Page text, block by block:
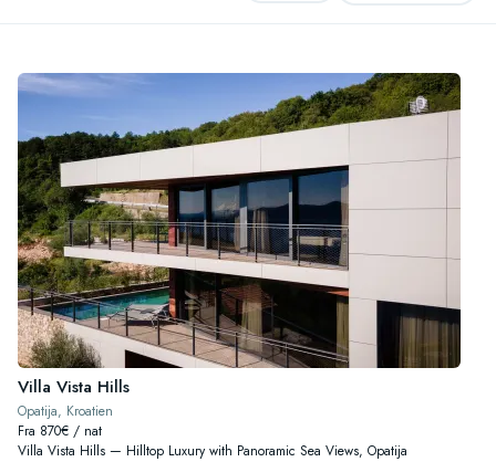
Villa Vista Hills
Opatija, Kroatien
Fra 870€ / nat
Villa Vista Hills — Hilltop Luxury with Panoramic Sea Views, Opatija